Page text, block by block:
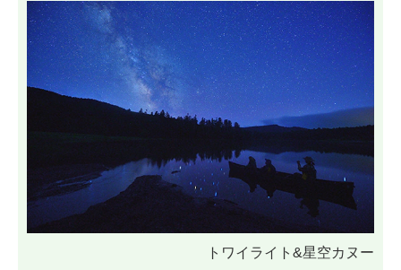
トワイライト&星空カヌー